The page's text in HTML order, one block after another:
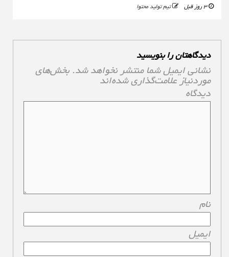
تیم تولید محتوا
دیدگاهتان را بنویسید
نشانی ایمیل شما منتشر نخواهد شد.بخش‌های
موردنیاز علامت‌گذاری شده‌اند*
دیدگاه*
نام*
ایمیل*